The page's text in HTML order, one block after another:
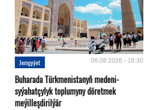
Jemgyýet 06.08.2026 - 16:30
Buharada Türkmenistanyň medeni-
syýahatçylyk toplumyny döretmek
meýilleşdirilýär